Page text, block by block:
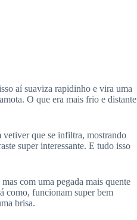
aí suaviza rapidinho e vira uma
O que era mais frio e distante
que se infiltra, mostrando
super interessante. E tudo isso
com uma pegada mais quente
como, funcionam super bem
brisa.